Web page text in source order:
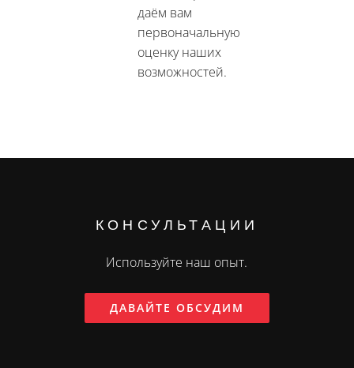
даём вам
первоначальную
оценку наших
возможностей.
КОНСУЛЬТАЦИИ
Используйте наш опыт.
ДАВАЙТЕ ОБСУДИМ